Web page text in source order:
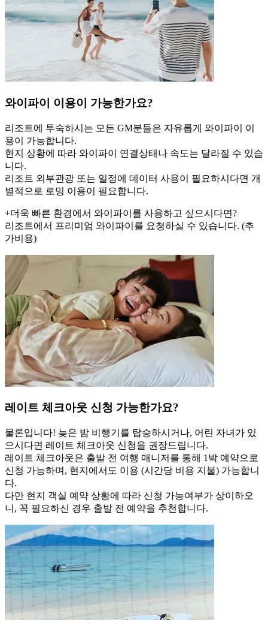
와이파이 이용이 가능한가요?
리조트에 투숙하시는 모든 GM분들은 자유롭게 와이파이 이
용이 가능합니다.
현지 상황에 따라 와이파이 연결상태나 속도는 달라질 수 있습
니다.
리조트 외부관광 또는 일정에 데이터 사용이 필요하시다면 개
별적으로 로밍 이용이 필요합니다.
+더욱 빠른 환경에서 와이파이를 사용하고 싶으시다면?
리조트에서 프리미엄 와이파이를 요청하실 수 있습니다. (추
가비용)
레이트 체크아웃 신청 가능한가요?
물론입니다! 늦은 밤 비행기를 탑승하시거나, 어린 자녀가 있
으시다면 레이트 체크아웃 신청을 권장드립니다.
레이트 체크아웃은 출발 전 여행 매니저를 통해 1박 예약으로
신청 가능하며, 현지에서도 이용 (시간당 비용 지불) 가능합니
다.
다만 현지 객실 예약 상황에 따라 신청 가능여부가 상이하오
니, 꼭 필요하신 경우 출발 전 예약을 추천합니다.